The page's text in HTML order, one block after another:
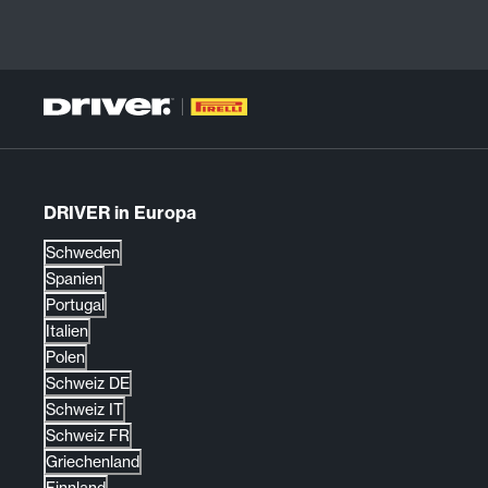
DRIVER in Europa
Schweden
Spanien
Portugal
Italien
Polen
Schweiz DE
Schweiz IT
Schweiz FR
Griechenland